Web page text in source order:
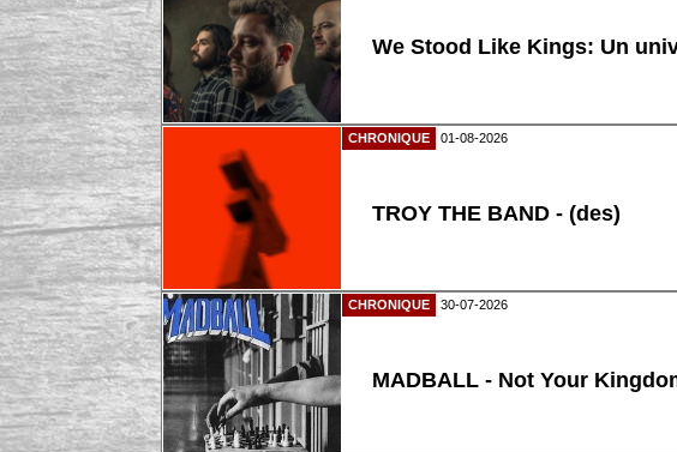
We Stood Like Kings: Un
CHRONIQUE 01-08-2026
TROY THE BAND - (des)
CHRONIQUE 30-07-2026
MADBALL - Not Your